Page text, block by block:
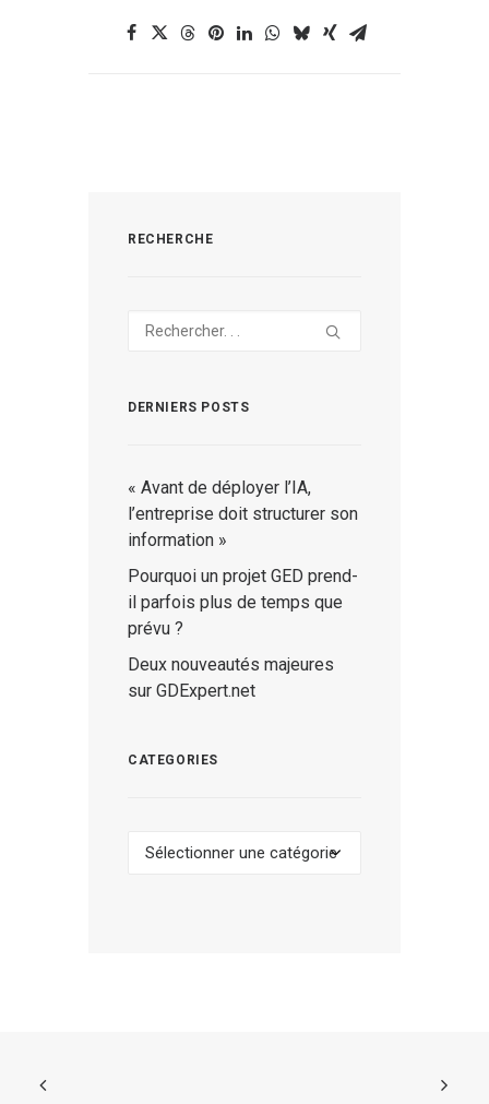
RECHERCHE
DERNIERS POSTS
« Avant de déployer l’IA,
l’entreprise doit structurer son
information »
Pourquoi un projet GED prend-
il parfois plus de temps que
prévu ?
Deux nouveautés majeures
sur GDExpert.net
CATEGORIES
Categories